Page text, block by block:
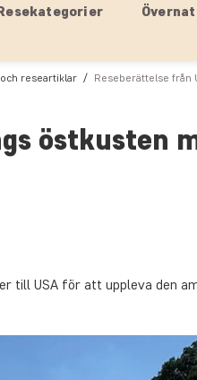
researtiklar Reseberättelse från
östkusten
till USA för att uppleva den